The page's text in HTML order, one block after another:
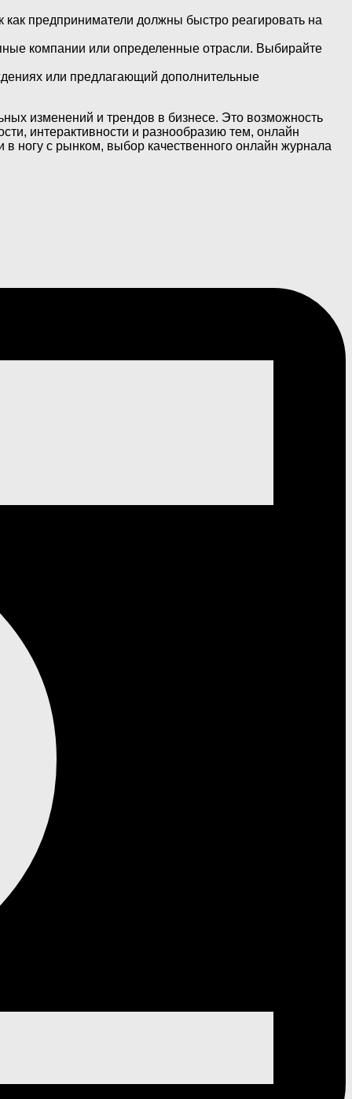
предприниматели должны быстро реагировать на
компании или определенные отрасли. Выбирайте
или предлагающий дополнительные
изменений и трендов в бизнесе. Это возможность
интерактивности и разнообразию тем, онлайн
ногу с рынком, выбор качественного онлайн журнала